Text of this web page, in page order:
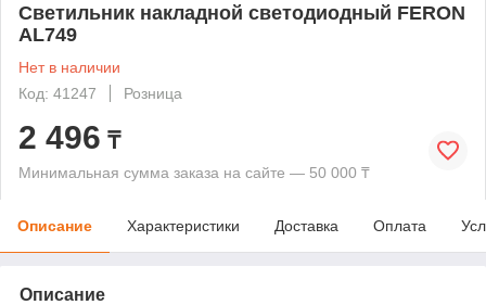
Светильник накладной светодиодный FERON
AL749
Нет в наличии
Код: 41247
Розница
2 496 ₸
Минимальная сумма заказа на сайте — 50 000 ₸
Описание Характеристики Доставка Оплата
Описание